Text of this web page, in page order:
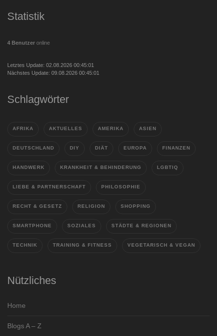
Statistik
4 Benutzer online
Letztes Update: 02.08.2026 00:45:01
Nächstes Update: 09.08.2026 00:45:01
Schlagwörter
AFRIKA AKTUELLES AMERIKA ASIEN
DEUTSCHLAND DIY DIÄT EUROPA FINANZEN
HANDWERK KRANKHEIT & BEHINDERUNG LGBTIQ
LIEBE & PARTNERSCHAFT PHILOSOPHIE
RECHT & GESETZ RELIGION SHOPPING
SMARTPHONE SOZIALES STÄDTE & REGIONEN
TECHNIK TRAINING & FITNESS VEGETARISCH & VEGAN
Nützliches
Home
Blogs A – Z